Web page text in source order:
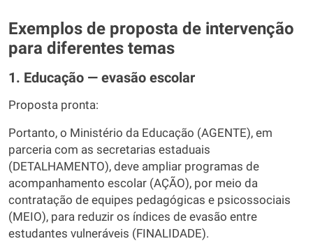
Exemplos de proposta de intervenção
para diferentes temas
1. Educação — evasão escolar
Proposta pronta:
Portanto, o Ministério da Educação (AGENTE), em
parceria com as secretarias estaduais
(DETALHAMENTO), deve ampliar programas de
acompanhamento escolar (AÇÃO), por meio da
contratação de equipes pedagógicas e psicossociais
(MEIO), para reduzir os índices de evasão entre
estudantes vulneráveis (FINALIDADE).